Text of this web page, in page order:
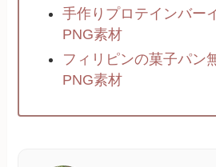
手作りプロテインバー
PNG素材
フィリピンの菓子パン
PNG素材